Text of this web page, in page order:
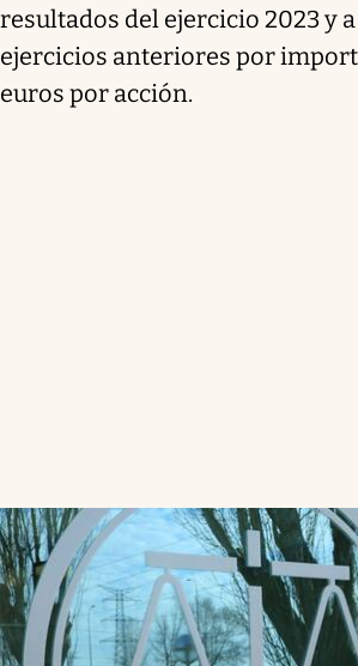
resultados del ejercicio 2023 y
ejercicios anteriores por
euros por acción.